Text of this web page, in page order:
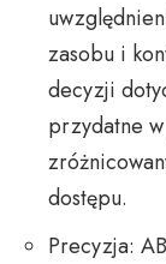
zasobu i
decyzji
przydatne
dostępu.
Precyzja: